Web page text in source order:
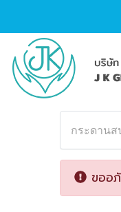
กระดาน
ขออ